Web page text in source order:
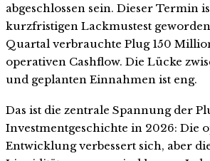
abgeschlossen sein. Dieser Termin
kurzfristigen Lackmustest
Quartal verbrauchte Plug 150
operativen Cashflow. Die Lücke
und geplanten Einnahmen ist eng.
Das ist die zentrale Spannung der
Investmentgeschichte in 2026: Die
Entwicklung verbessert sich, aber